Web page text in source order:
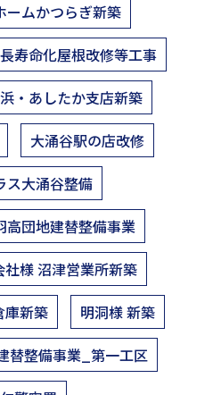
ームかつらぎ新築
寿命化屋根改修等工事
・あしたか支店新築
大涌谷駅の店改修
ス大涌谷整備
高団地建替整備事業
様 沼津営業所新築
庫新築
明洞様 新築
替整備事業_第一工区